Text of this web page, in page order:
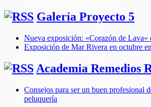
Galería Proyecto 5
Nueva exposición: «Corazón de Lava»
Exposición de Mar Rivera en octubre
Academia Remedios
Consejos para ser un buen profesional
peluquería